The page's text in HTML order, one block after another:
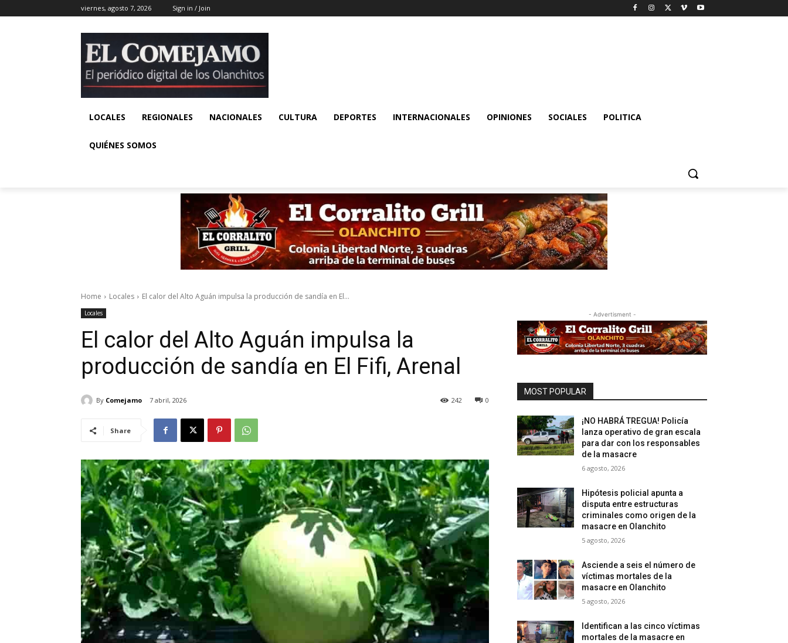
viernes, agosto 7, 2026 Sign in / Join
LOCALES REGIONALES NACIONALES CULTURA DEPORTES INTERNACIONALES OPINIONES SOCIALES POLITICA
QUIÉNES SOMOS
Home Locales El calor del Alto Aguán impulsa la producción de sandía en El...
Locales
El calor del Alto Aguán impulsa la
producción de sandía en El Fifi, Arenal
By Comejamo 7 abril, 2026 0
242
Share
- Advertisment -
MOST POPULAR
¡NO HABRÁ TREGUA! Policía
lanza operativo de gran escala
para dar con los responsables
de la masacre
6 agosto, 2026
Hipótesis policial apunta a
disputa entre estructuras
criminales como origen de la
masacre en Olanchito
5 agosto, 2026
Asciende a seis el número de
víctimas mortales de la
masacre en Olanchito
5 agosto, 2026
Identifican a las cinco víctimas
mortales de la masacre en